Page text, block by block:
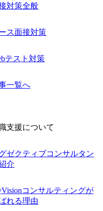
対策全般
ス面接対策
テスト対策
一覧へ
支援について
ゼクティブコンサルタン
介
コンサルティングが
れる理由